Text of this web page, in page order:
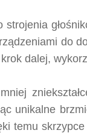
do
dalej,
unikalne
temu